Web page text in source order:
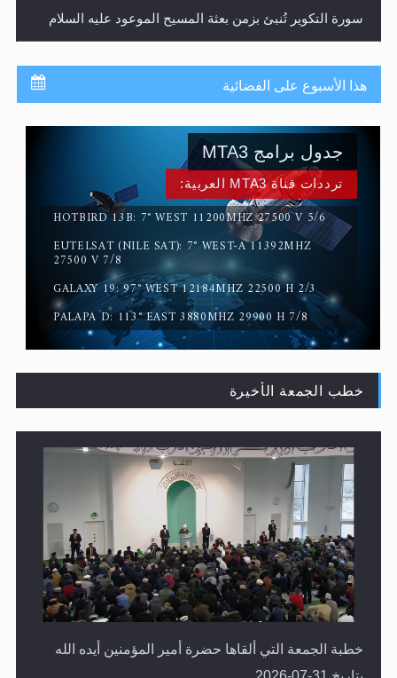
القرآن قاضٍ وحكمٌ على السنة ومهيمنٌ عليها.. ليس العكس
لا ناسخ ولا منسوخ في القرآن الكريم
هذا الأسبوع على الفضائية
ترددات قناة MTA3 العربية:
HOTBIRD 13B: 7° WEST 11200MHZ 27500 V 5/6
EUTELSAT (NILE SAT): 7° WEST-A 11392MHZ
27500 V 7/8
GALAXY 19: 97° WEST 12184MHZ 22500 H 2/3
PALAPA D: 113° EAST 3880MHZ 29900 H 7/8
خطب الجمعة الأخيرة
خطبة الجمعة التي ألقاها حضرة أمير المؤمنين أيده الله